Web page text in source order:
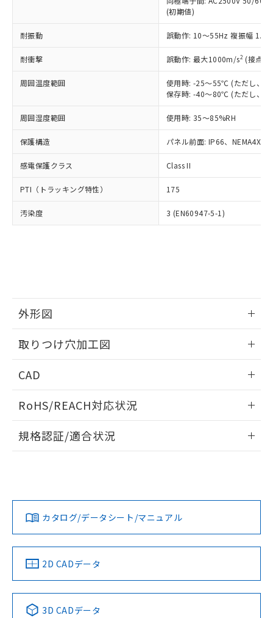
(初期値)
耐振動 誤動作: 10～55Hz 複振幅
耐衝撃 誤動作: 最大1000m/s2 (接点
周囲温度範囲
使用時: -25～55℃ (ただし、氷
保存時: -40～80℃ (ただし、氷
周囲湿度範囲 使用時: 35～85%RH
保護構造 パネル前面: IP66、NEMA4X,
感電保護クラス Class II
PTI（トラッキング特性） 175
汚染度 3 (EN60947-5-1)
外形図
取りつけ穴加工図
CAD
ドすることができます。
ログイン/会員登録
ダウンロードデータをご利用いただく前に、以下を必ずお読
みください。
ソフトウェアの使用条件
RoHS/REACH対応状況
EU RoHS 注意事項・凡例
対応済み
中国 RoHS 注意事項・凡例
規格認証/適合状況
LR型式承認
（イギリス
船舶規格）
DNV型式承認
（ノルウェー
BV型式承認
（フランス
KR型式
（韓国
No No No No
カタログ/データシート/マニュアル
2D CADデータ
3D CADデータ
正式な納期状況および標準価格はお客
様のお取引先、またはお客様担当のオ
ムロン制御機器販売店・当社販売員に
オムロン制御機器販売店や当社販売拠
販売ネットワーク
」をご確認
事前の承諾なく第三者に漏洩または開
示しないようお願いします。
マイパーツ機能（部品リスト作成サー
ビス）をご利用いただくには、I-Web
メンバーズにご登録されている必要が
あります。
お客様が当ウェブサイト上で当社にご
登録された部品リストについて、当社
および当社の共同利用者が、当社の製
(PBDE) 1000ppm以下、フタル酸ビス(2-エチルヘキシ
ル) (DEHP)(別名：DOP) 1000ppm以下、フタル酸ブチ
（DBP） 1000ppm以下、フタル酸ジイソブチル
但し、RoHS指令で産業用監視および制御機器に対する
フタル酸エステル類の４物質については閾値を超える意
図的な使用がないことを確認しています。
※2 対応予定月
部品在庫の切り替え状況などにより、予定
月が前後することがあります。
※3 非含有証明書ダウンロード
※本証明書は発行日時点で非含有を証明す
るもので、過去に遡って非含有を証明する
また、RoHS指令のフタル酸エステル類４
物質の対応では、対応完了までの期間は出
荷製品に未対応品が混在することから備考
既に当社にて対応品への在庫切替を完了
していることから、特段のことがない限
り、2022年1月12日より割愛しておりま
ニル類) : 1000ppm、 PBDEs(ポリ臭化ジフェニルエーテ
イソブチル) : 1000ppm、 BBP(フタル酸ブチルベンジ
DEHP(フタル酸ビス(2-エチルヘキシル)) : 1000ppm
「ｅ」：有害物質（10物質）のすべてが基
準値以下であることを示します。
「10」：通常の使用状況下において有害物
質が外部に漏えいし、環境に深刻な影響を
及ぼさない年数を意味します。
い合わせください。
当社は規制貨物を破棄する場合は、完
全に破砕するなど、違法に輸出されな
いよう必要な手段を講じます。
当社は貴社製品を、核兵器、ミサイ
ル、化学兵器、生物兵器またはその他
武器並びにこれらの製造装置等に一切
当社は、貴社製品を第三者に販売する
場合は、上記1、2および3の内容を当
該第三者に通知します。また当社は、
販売先および販売に係わる関係者が違
り引きをいたしません。
一定数以上の在庫あり
一定数には満たないが在庫あり
在庫なし(最新の在庫状況につ
いては、お客様のお取引先、ま
たはお客様担当のオムロン制御
機器販売店・当社販売員にご確
白
受注生産機種、また在庫状況の
情報を公開していない機種